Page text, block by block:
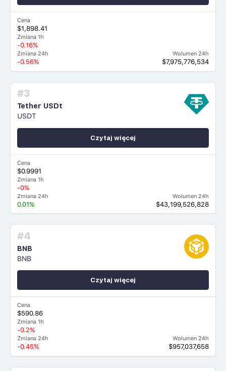
Cena
$1,898.41
Zmiana 1h
-0.16%
Zmiana 24h
-0.56%
Wolumen 24h
$7,975,776,534
#3
Tether USDt
USDT
Cena
$0.9991
Zmiana 1h
-0%
Zmiana 24h
0.01%
Wolumen 24h
$43,199,526,828
Czytaj więcej
#4
BNB
BNB
Cena
$590.86
Zmiana 1h
-0.2%
Zmiana 24h
-0.45%
Wolumen 24h
$957,037,658
Czytaj więcej